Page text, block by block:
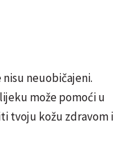
neuobičajeni.
može pomoći u
tvoju kožu zdravom i